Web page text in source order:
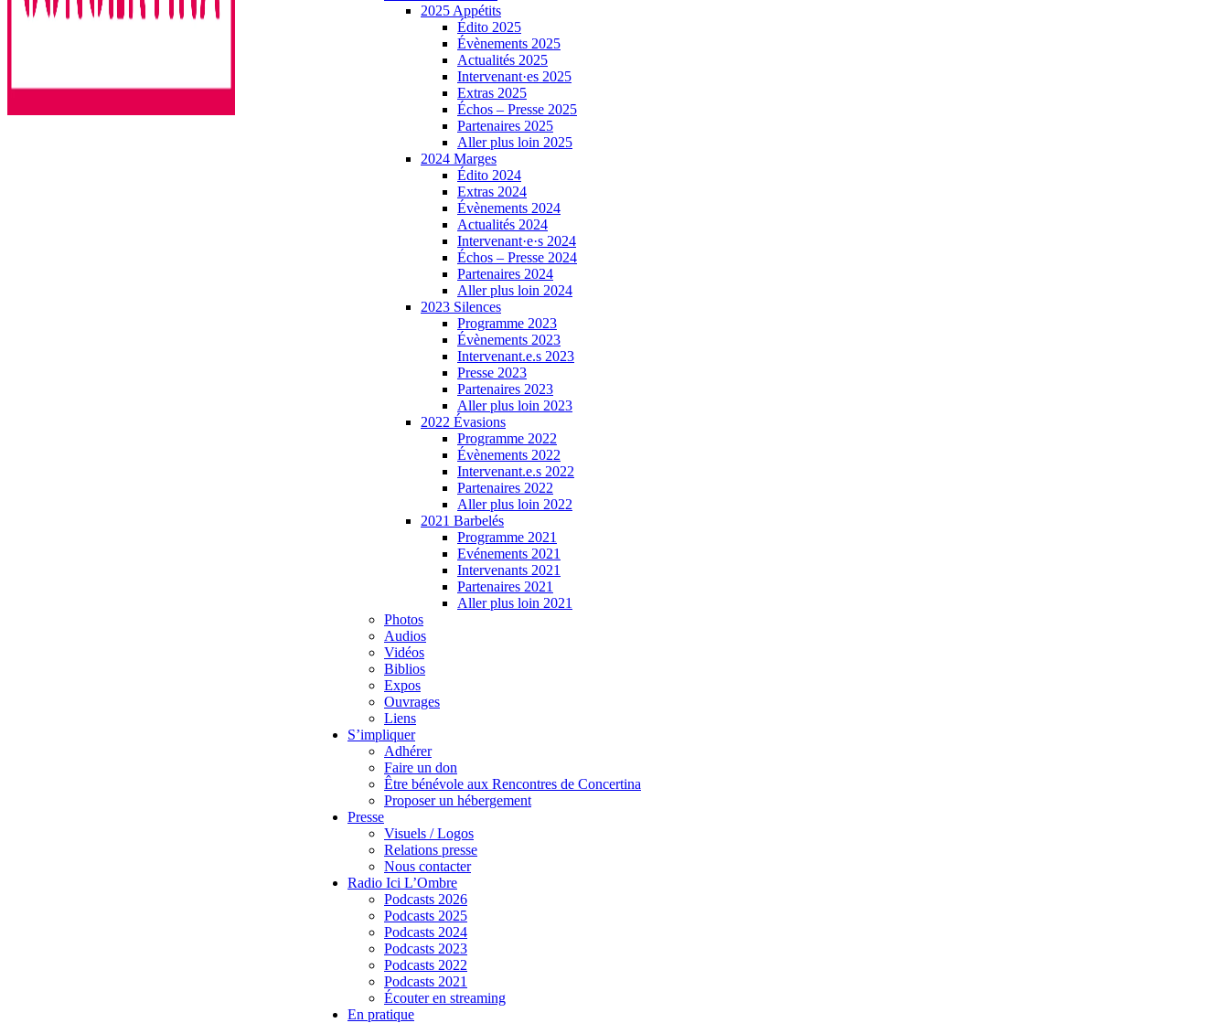
2025 Appétits
Édito 2025
Évènements 2025
Actualités 2025
Intervenant·es 2025
Extras 2025
Échos – Presse 2025
Partenaires 2025
Aller plus loin 2025
2024 Marges
Édito 2024
Extras 2024
Évènements 2024
Actualités 2024
Intervenant·e·s 2024
Échos – Presse 2024
Partenaires 2024
Aller plus loin 2024
2023 Silences
Programme 2023
Évènements 2023
Intervenant.e.s 2023
Presse 2023
Partenaires 2023
Aller plus loin 2023
2022 Évasions
Programme 2022
Évènements 2022
Intervenant.e.s 2022
Partenaires 2022
Aller plus loin 2022
2021 Barbelés
Programme 2021
Evénements 2021
Intervenants 2021
Partenaires 2021
Aller plus loin 2021
Photos
Audios
Vidéos
Biblios
Expos
Ouvrages
Liens
S’impliquer
Adhérer
Faire un don
Être bénévole aux Rencontres de Concertina
Proposer un hébergement
Presse
Visuels / Logos
Relations presse
Nous contacter
Radio Ici L’Ombre
Podcasts 2026
Podcasts 2025
Podcasts 2024
Podcasts 2023
Podcasts 2022
Podcasts 2021
Écouter en streaming
En pratique